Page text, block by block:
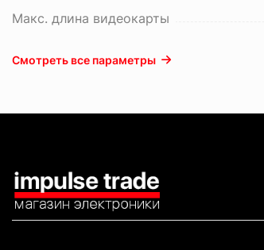
Макс. длина видеокарты
Смотреть все параметры